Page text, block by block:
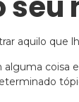
aquilo que
coisa